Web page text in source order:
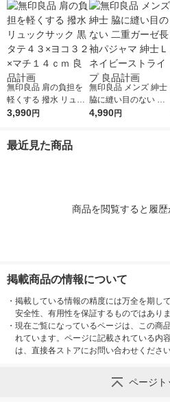
無印良品 肩の負担を
軽くする 撥水 リュッ
クサック 黒 タテ４３
3,990円
無印良品 メンズ 紳士
脇に縫い目のない 二
重ガーゼ長袖パジャマ
4,990円
最近見た商品
商品を閲覧すると履
掲載商品の情報について
・ 掲載している情報の精度には万全を期し
安全性、有用性を保証するものではありま
・ 現在ご覧になっているページは、この商
れています。ページに記載されている内
は、直接各ストアにお問い合わせください
ページト